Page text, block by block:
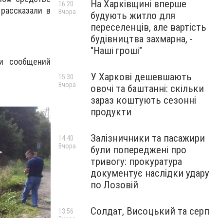
в
сообщений
На Харківщині вперше
будують житло для
переселенців, але вартість
будівництва захмарна, -
"Наші гроші"
16:20
Вчора
У Харкові дешевшають
овочі та баштанні: скільки
зараз коштують сезонні
продукти
15:30
Вчора
Залізничники та пасажири
були попереджені про
тривогу: прокуратура
документує наслідки удару
по Лозовій
14:40
Вчора
Солдат, Висоцький та серп
13:56